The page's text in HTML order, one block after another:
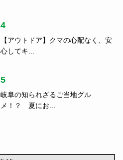
4
【アウトドア】クマの心配なく、安
心してキ...
5
岐阜の知られざるご当地グル
メ！？ 夏にお...